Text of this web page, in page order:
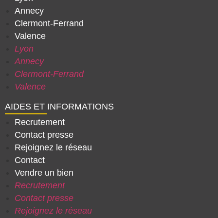
Annecy
Clermont-Ferrand
Valence
Lyon
Annecy
Clermont-Ferrand
Valence
AIDES ET INFORMATIONS
Recrutement
Contact presse
Rejoignez le réseau
Contact
Vendre un bien
Recrutement
Contact presse
Rejoignez le réseau